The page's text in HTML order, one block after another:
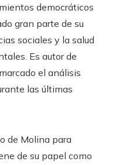
democráticos
gran parte de su
sociales y la salud
Es autor de
el análisis
las últimas
de Molina para
de su papel como